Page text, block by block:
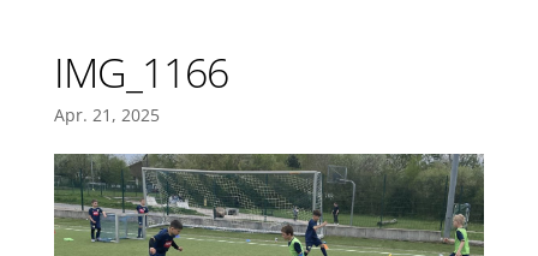
IMG_1166
Apr. 21, 2025